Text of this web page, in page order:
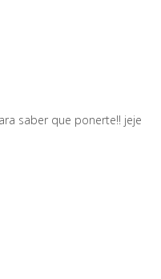
saber que ponerte!! jeje